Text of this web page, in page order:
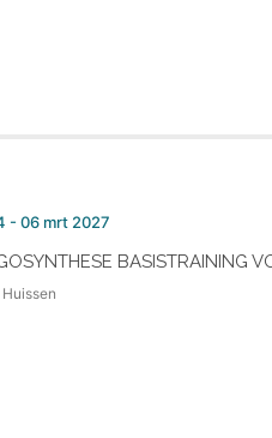
- 06 mrt 2027
BASISTRAINING